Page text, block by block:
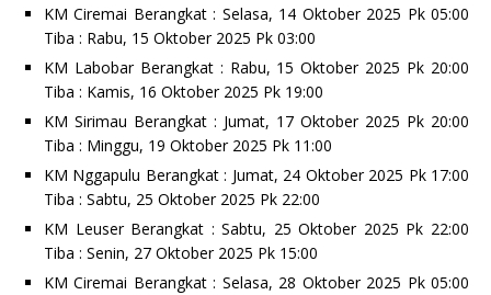
KM Ciremai Berangkat : Selasa, 14 Oktober 2025 Pk 05:00
Tiba : Rabu, 15 Oktober 2025 Pk 03:00
KM Labobar Berangkat : Rabu, 15 Oktober 2025 Pk 20:00
Tiba : Kamis, 16 Oktober 2025 Pk 19:00
KM Sirimau Berangkat : Jumat, 17 Oktober 2025 Pk 20:00
Tiba : Minggu, 19 Oktober 2025 Pk 11:00
KM Nggapulu Berangkat : Jumat, 24 Oktober 2025 Pk 17:00
Tiba : Sabtu, 25 Oktober 2025 Pk 22:00
KM Leuser Berangkat : Sabtu, 25 Oktober 2025 Pk 22:00
Tiba : Senin, 27 Oktober 2025 Pk 15:00
KM Ciremai Berangkat : Selasa, 28 Oktober 2025 Pk 05:00